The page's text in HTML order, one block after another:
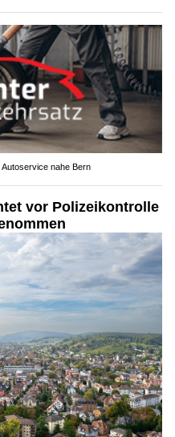
nahe Bern
vor Polizeikontrolle